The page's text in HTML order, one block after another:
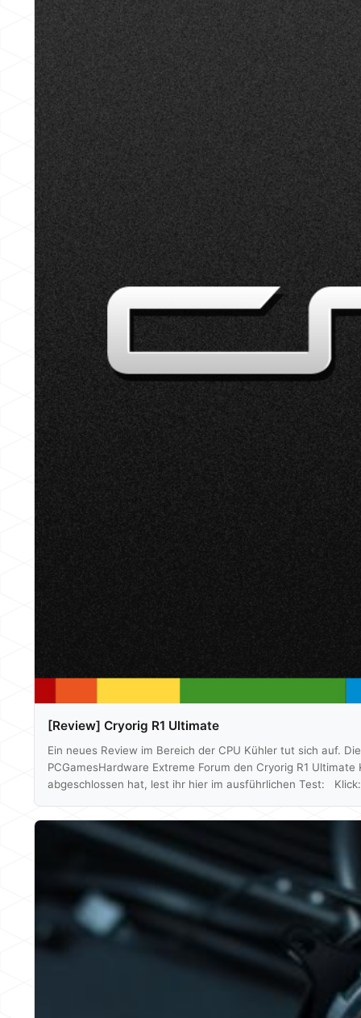
[Review] Cryorig R1 Ultimate
Ein neues Review im Bereich der CPU Kühler tut sich auf.
PCGamesHardware Extreme Forum den Cryorig R1
abgeschlossen hat, lest ihr hier im ausführlichen Test:
kommt mit einem umfangreichen Zubehör-Paket daher…